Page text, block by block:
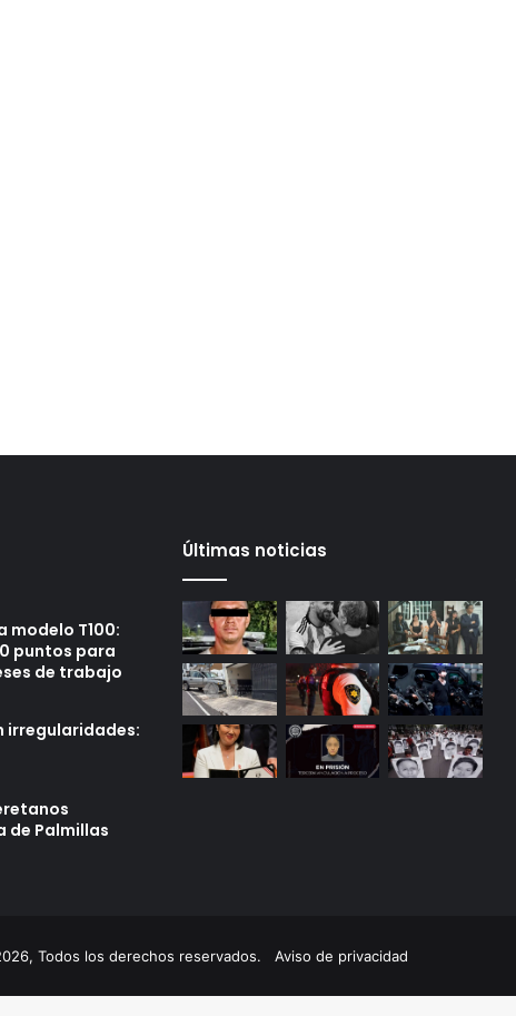
modelo T100:
puntos para
de trabajo
irregularidades:
de Palmillas
Últimas noticias
Todos los derechos reservados. Aviso de privacidad